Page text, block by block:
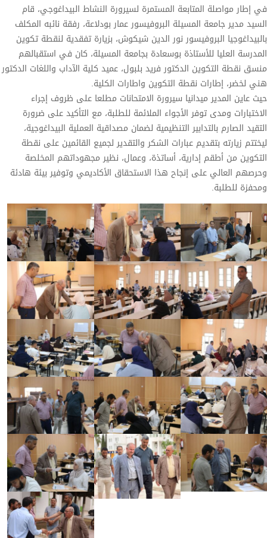
في إطار مواصلة المتابعة المستمرة لسيرورة النشاط البيداغوجي، قام
السيد مدير جامعة المسيلة البروفيسور عمار بودلاعة، رفقة نائبه المكلف
بالبيداغوجيا البروفيسور نور الدين شيكوش، بزيارة تفقدية لنقطة تكوين
المدرسة العليا للأستاذة بوسعادة بجامعة المسيلة، كان في استقبالهم
منسق نقطة التكوين الدكتور فريد بلبول، عميد كلية الآداب واللغات الدكتور
هني لخضر، إطارات نقطة التكوين واطارات الكلية.
حيث عاين المدير ميدانيا سيرورة الامتحانات مطلعا على ظروف إجراء
الاختبارات ومدى توفر الأجواء الملائمة للطلبة، مع التأكيد على ضرورة
التقيد الصارم بالتدابير التنظيمية لضمان مصداقية العملية البيداغوجية،
ليختتم زيارته بتقديم عبارات الشكر والتقدير لجميع القائمين على نقطة
التكوين من أطقم إدارية، أساتذة، وعمال، نظير مجهوداتهم المخلصة
وحرصهم العالي على إنجاح هذا الاستحقاق الأكاديمي وتوفير بيئة هادئة
ومحفزة للطلبة.